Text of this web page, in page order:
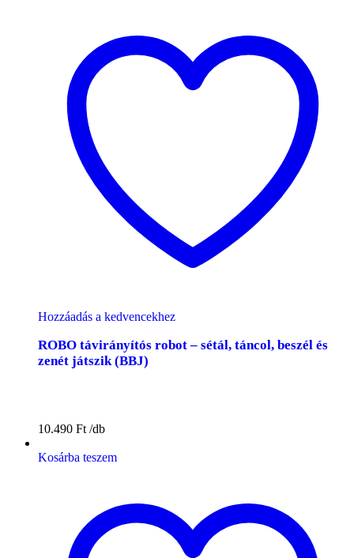
Hozzáadás a kedvencekhez
ROBO távirányítós robot – sétál, táncol, beszél és
zenét játszik (BBJ)
10.490 Ft
Kosárba teszem